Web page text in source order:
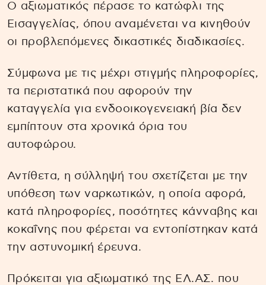
Ο αξιωματικός πέρασε το κατώφλι της
Εισαγγελίας, όπου αναμένεται να κινηθούν
οι προβλεπόμενες δικαστικές διαδικασίες.
Σύμφωνα με τις μέχρι στιγμής πληροφορίες,
τα περιστατικά που αφορούν την
καταγγελία για ενδοοικογενειακή βία δεν
εμπίπτουν στα χρονικά όρια του
αυτοφώρου.
Αντίθετα, η σύλληψή του σχετίζεται με την
υπόθεση των ναρκωτικών, η οποία αφορά,
κατά πληροφορίες, ποσότητες κάνναβης και
κοκαΐνης που φέρεται να εντοπίστηκαν κατά
την αστυνομική έρευνα.
Πρόκειται για αξιωματικό της ΕΛ.ΑΣ. που